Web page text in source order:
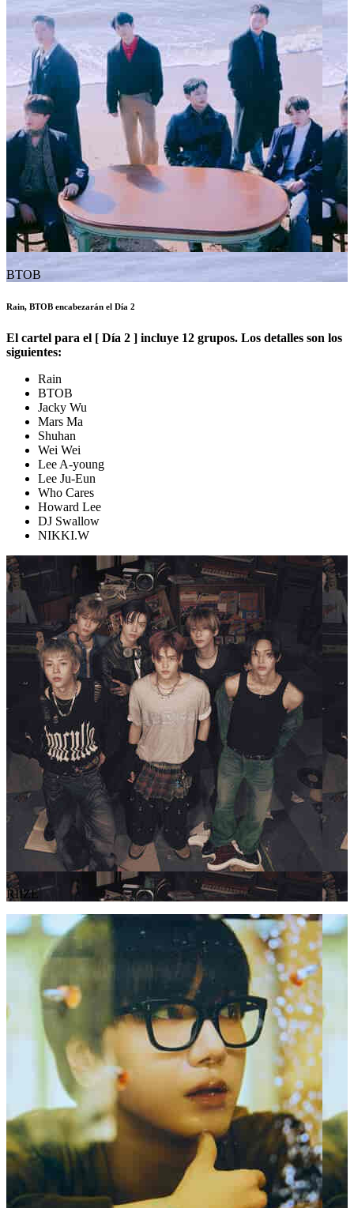
BTOB
Rain, BTOB encabezarán el Día 2
El cartel para el [ Día 2 ] incluye 12 grupos. Los detalles son los
siguientes:
Rain
BTOB
Jacky Wu
Mars Ma
Shuhan
Wei Wei
Lee A-young
Lee Ju-Eun
Who Cares
Howard Lee
DJ Swallow
NIKKI.W
RIIZE